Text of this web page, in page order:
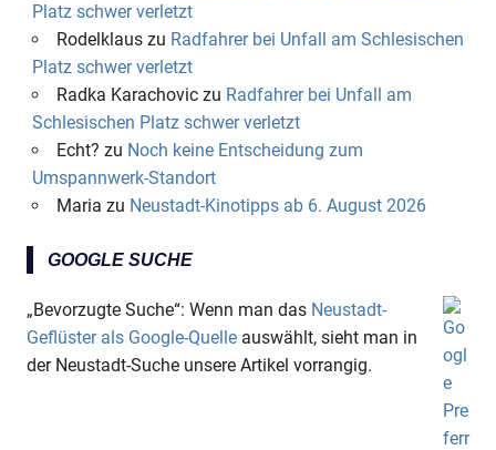
Platz schwer verletzt
Rodelklauszu Radfahrer bei Unfall am Schlesischen
Platz schwer verletzt
Radka Karachoviczu Radfahrer bei Unfall am
Schlesischen Platz schwer verletzt
Echt? zu Noch keine Entscheidung zum
Umspannwerk-Standort
Maria zu Neustadt-Kinotipps ab 6. August 2026
GOOGLE SUCHE
„Bevorzugte Suche“: Wenn man das Neustadt-
Geflüster als Google-Quelle auswählt, sieht man in
der Neustadt-Suche unsere Artikel vorrangig.